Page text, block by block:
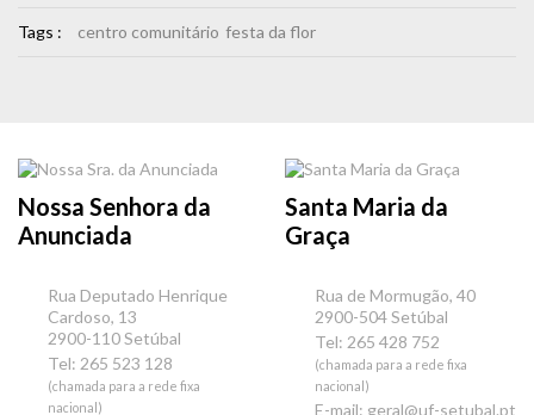
Tags : centro comunitário festa da flor
Nossa Senhora da
Anunciada
Rua Deputado Henrique
Cardoso, 13
2900-110 Setúbal
Tel: 265 523 128
(chamada para a rede fixa
nacional)
Santa Maria da
Graça
Rua de Mormugão, 40
2900-504 Setúbal
Tel: 265 428 752
(chamada para a rede fixa
nacional)
E-mail: geral@uf-setubal.pt